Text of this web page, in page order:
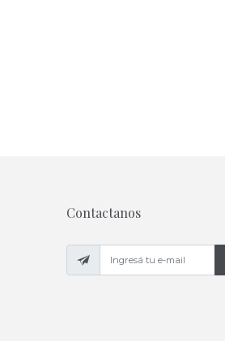
Contactanos